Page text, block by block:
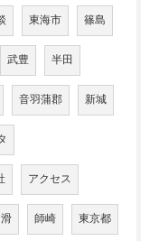
東海市 篠島
武豊 半田
音羽蒲郡 新城
アクセス
師崎 東京都